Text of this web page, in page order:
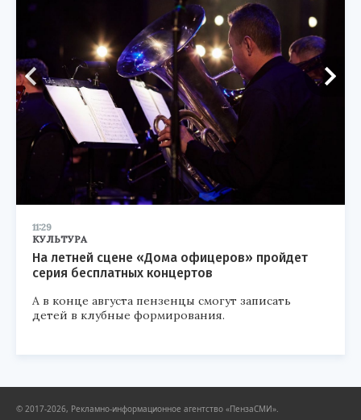
11:29
КУЛЬТУРА
На летней сцене «Дома офицеров» пройдет
серия бесплатных концертов
А в конце августа пензенцы смогут записать
детей в клубные формирования.
© 2017-2026, Рекламно-информационное агентство «ПензаСМИ».